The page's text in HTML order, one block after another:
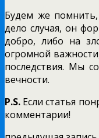
Будем же
дело случая, он
добро, либо на
огромной
последствия. Мы
вечности.
P.S. Если статья
комментарии!